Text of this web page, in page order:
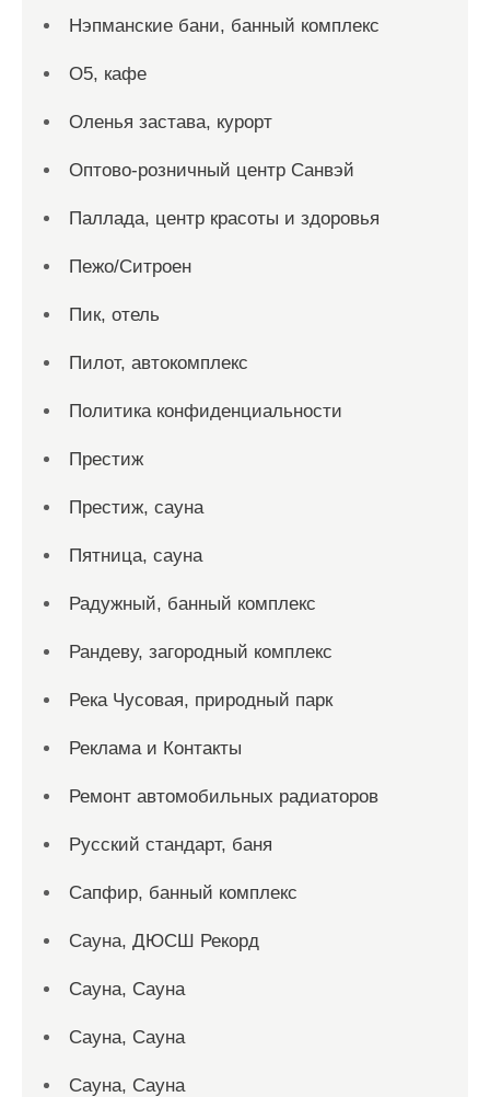
Нэпманские бани, банный комплекс
О5, кафе
Оленья застава, курорт
Оптово-розничный центр Санвэй
Паллада, центр красоты и здоровья
Пежо/Ситроен
Пик, отель
Пилот, автокомплекс
Политика конфиденциальности
Престиж
Престиж, сауна
Пятница, сауна
Радужный, банный комплекс
Рандеву, загородный комплекс
Река Чусовая, природный парк
Реклама и Контакты
Ремонт автомобильных радиаторов
Русский стандарт, баня
Сапфир, банный комплекс
Сауна, ДЮСШ Рекорд
Сауна, Сауна
Сауна, Сауна
Сауна, Сауна